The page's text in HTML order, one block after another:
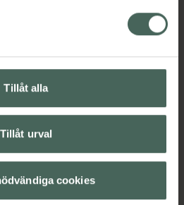
Tillåt alla
Tillåt urval
cookies